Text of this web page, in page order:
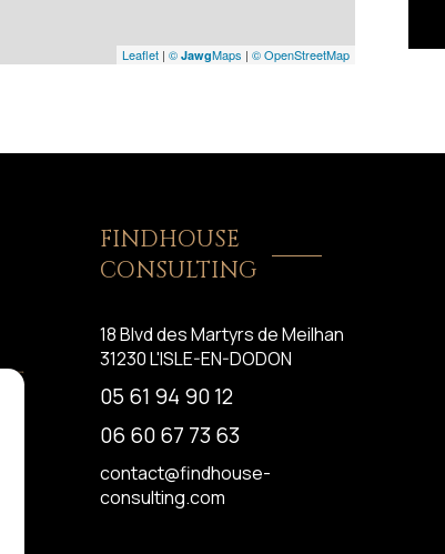
Leaflet | © JawgMaps | © OpenStreetMap
FINDHOUSE
CONSULTING
18 Blvd des Martyrs de Meilhan
31230L'ISLE-EN-DODON
05 61 94 90 12
06 60 67 73 63
contact@findhouse-
consulting.com